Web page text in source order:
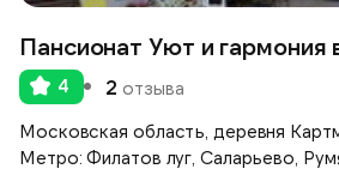
Пансионат Уют и гармония
4 2 отзыва
Московская область, деревня
Метро: Филатов луг, Саларьево,